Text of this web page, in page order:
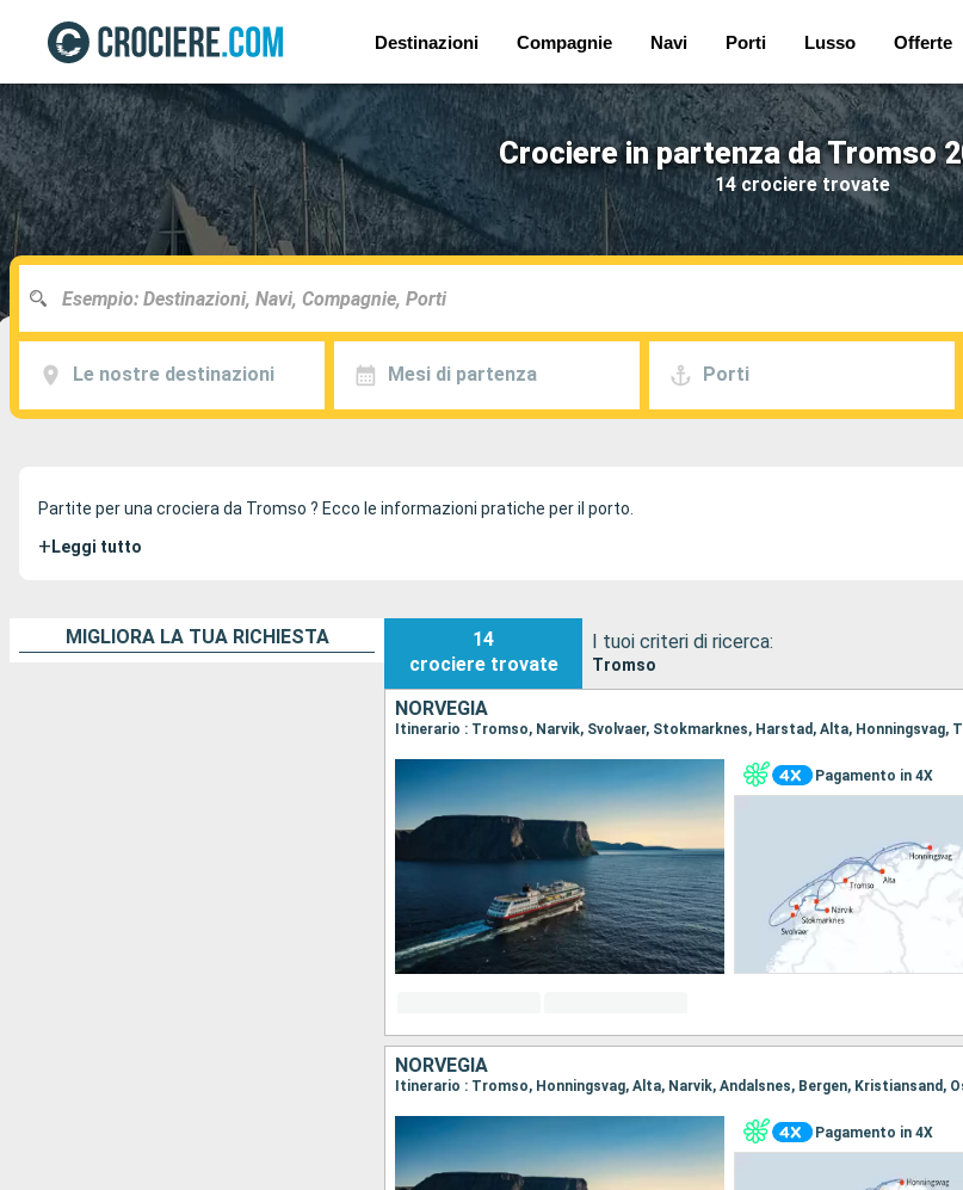
Destinazioni Compagnie Navi Porti Lusso Offerte
Crociere in partenza da Tromso
14 crociere trovate
Le nostre destinazioni Mesi di partenza Porti
Partite per una crociera da Tromso ? Ecco le informazioni pratiche per il porto.
+ Leggi tutto
MIGLIORA LA TUA RICHIESTA
14
crociere trovate
I tuoi criteri di ricerca:
Tromso
NORVEGIA
Itinerario : Tromso, Narvik, Svolvaer, Stokmarknes, Harstad, Alta, Honningsvag,
Pagamento in 4X
NORVEGIA
Itinerario : Tromso, Honningsvag, Alta, Narvik, Andalsnes, Bergen, Kristiansand,
Pagamento in 4X